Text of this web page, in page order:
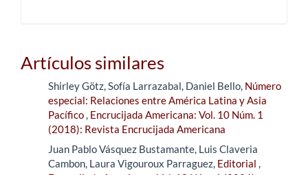
Artículos similares
Shirley Götz, Sofía Larrazabal, Daniel Bello, Número
especial: Relaciones entre América Latina y Asia
Pacífico, Encrucijada Americana: Vol. 10 Núm. 1
(2018): Revista Encrucijada Americana
Juan Pablo Vásquez Bustamante, Luis Claveria
Cambon, Laura Vigouroux Parraguez, Editorial ,